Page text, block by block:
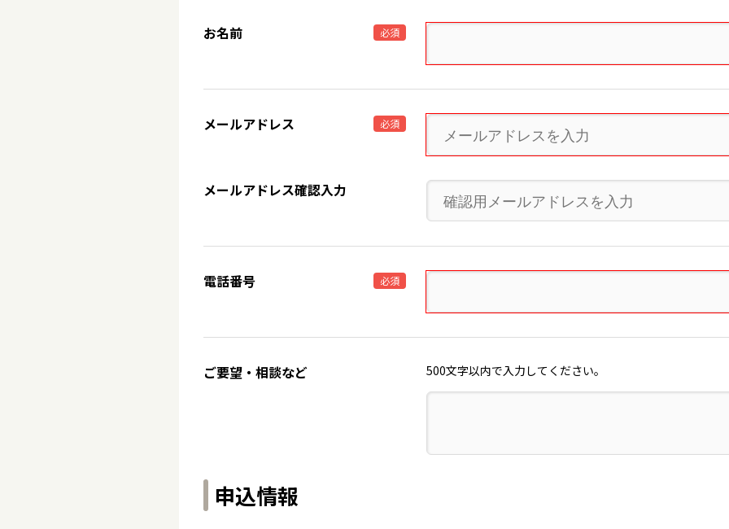
お名前 必須
メールアドレス 必須
メールアドレス確認入力
電話番号 必須
ご要望・相談など 500文字以内で入力してください。
申込情報